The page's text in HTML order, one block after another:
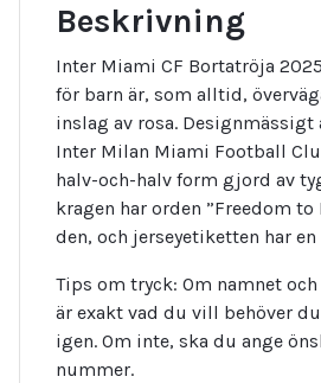
Beskrivning
Inter Miami CF Bortatröja
för barn är, som alltid,
inslag av rosa.
Inter Milan Miami Football
halv-och-halv form gjord av
kragen har orden ”Freedom to
den, och jerseyetiketten har
Tips om tryck: Om namnet
är exakt vad du vill behöver
igen. Om inte, ska du ange
nummer.